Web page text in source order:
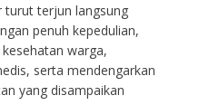
turut terjun langsung
penuh kepedulian,
warga,
serta mendengarkan
yang disampaikan